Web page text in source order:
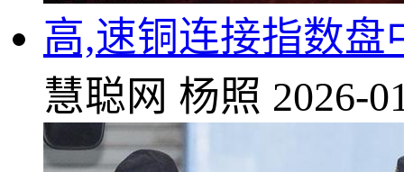
高,速铜连接指数盘
慧聪网 杨照 2026-